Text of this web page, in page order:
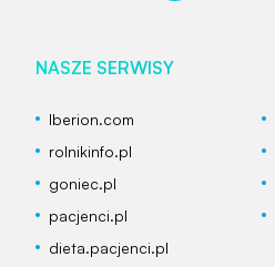
NASZE SERWISY
Iberion.com
rolnikinfo.pl
goniec.pl
pacjenci.pl
dieta.pacjenci.pl